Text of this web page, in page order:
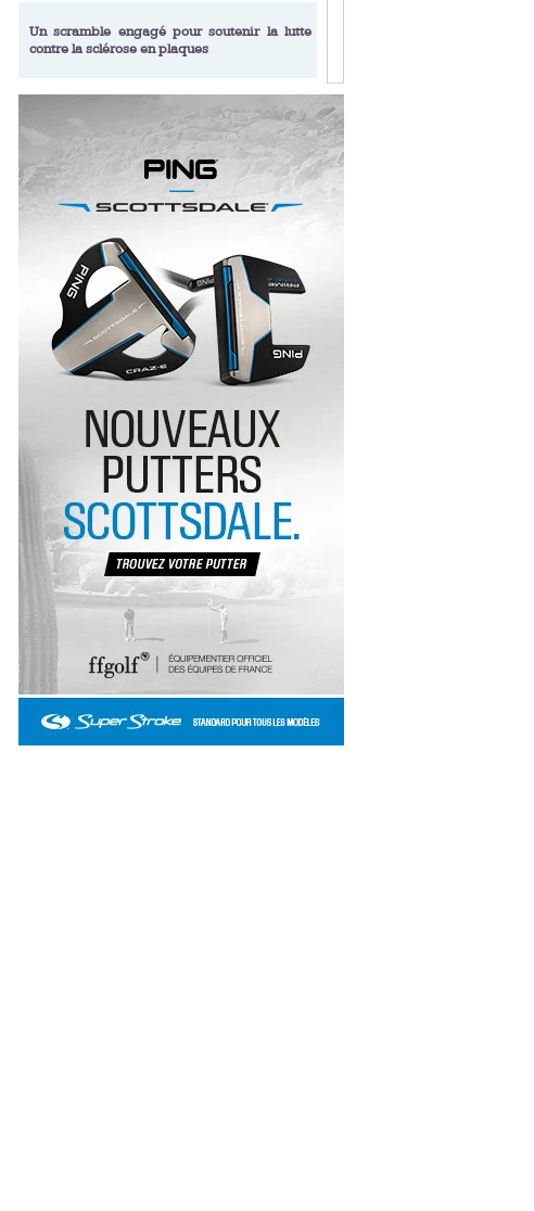
Académie Golf Barrière Julien Xanthopoulos,
Amundi Evian Championship, de nouvelles
expériences immersives
Evian Resort Golf Club : Saison 2 du
Programme Performance
Un scramble engagé pour soutenir la lutte
contre la sclérose en plaques
Series & Trophée Écologie, deux circuits
amateurs en 10 étapes
Royal Air Maroc Golf & Padel Cup : le nouvel
event sport et networking
LPGA Tour 2026 : une saison record pour le
golf féminin
Ladies European Tour 2026 : une saison
historique sur cinq continents
Debout en Bouts prolonge la Fashion Week à
Roland-Garros
Lacoste Ladies Open 2025 : Céline Boutier
de retour à Deauville
Aphrodite Hills Team Cup 2025 : de retour a
Chypre